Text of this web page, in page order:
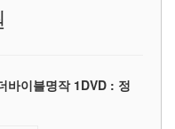
바이블명작 1DVD : 정